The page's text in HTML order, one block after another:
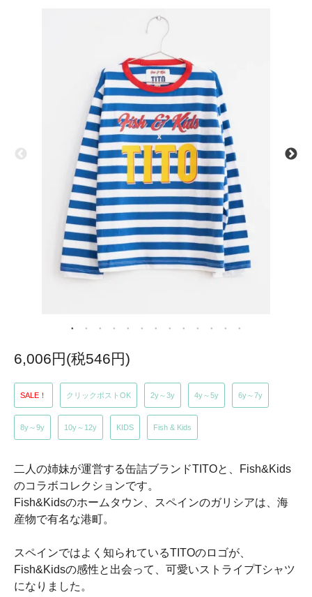
6,006円(税546円)
SALE！ クリックポストOK 2y～3y 4y～5y 6y～7y
8y～9y 10y～12y KIDS Fish & Kids
二人の姉妹が運営する缶詰ブランドTITOと、Fish&Kids
のコラボコレクションです。
Fish&Kidsのホームタウン、スペインのガリシアは、海
産物で有名な港町。
スペインではよく知られているTITOのロゴが、
Fish&Kidsの感性と出会って、可愛いストライプTシャツ
になりました。